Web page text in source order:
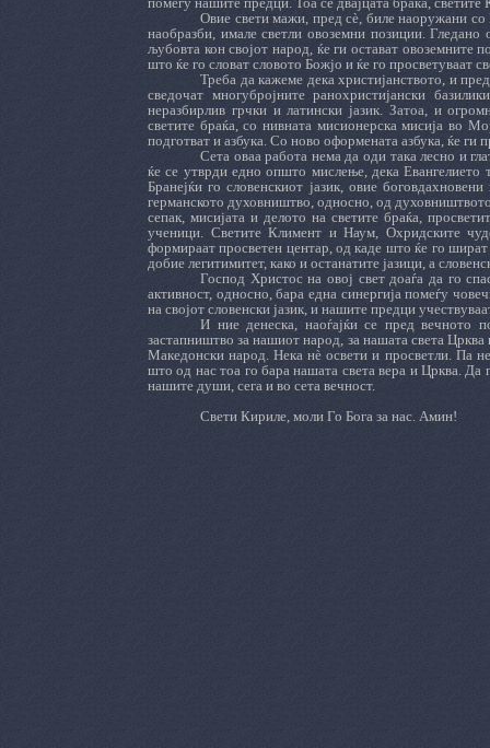
Овие свети мажи, пред сè, биле наоружани со
наобразби, имале светли овоземни позиции.
љубовта кон својот народ, ќе ги остават овоземните
што ќе го словат словото Божјо и ќе го просветуваат
Треба да кажеме дека христијанството, и
сведочат многубројните ранохристијански
неразбирлив грчки и латински јазик. Затоа, и
светите браќа, со нивната мисионерска мисија во
подготват и азбука. Со ново оформената азбука, ќе ги
Сета оваа работа нема да оди така лесно и
ќе се утврди едно општо мислење, дека Евангелието
Бранејќи го словенскиот јазик, овие
германското духовништво, односно, од
сепак, мисијата и делото на светите браќа,
ученици. Светите Климент и Наум, Охридските
формираат просветен центар, од каде што ќе го шират
добие легитимитет, како и останатите јазици, а
Господ Христос на овој свет доаѓа да го
активност, односно, бара една синергија помеѓу
на својот словенски јазик, и нашите предци
И ние денеска, наоѓајќи се пред вечното
застапништво за нашиот народ, за нашата света
Македонски народ. Нека нè освети и просветли. Па
што од нас тоа го бара нашата света вера и Црква. Да
нашите души, сега и во сета вечност.
Свети Кириле, моли Го Бога за нас. Амин!